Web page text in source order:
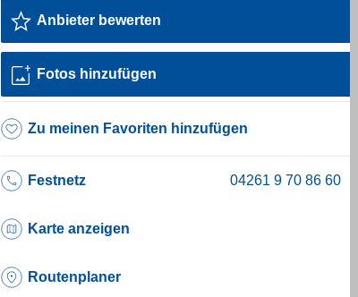
Anbieter bewerten
Fotos hinzufügen
Zu meinen Favoriten hinzufügen
Festnetz
Karte anzeigen
Routenplaner